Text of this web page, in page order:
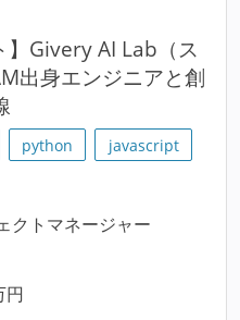
】Givery AI Lab（ス
出身エンジニアと創
python
javascript
クトマネージャー
円